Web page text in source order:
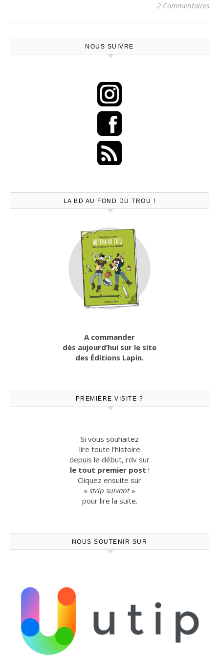
2 Commentaires
NOUS SUIVRE
LA BD AU FOND DU TROU !
A commander
dès aujourd’hui sur le site
des Éditions Lapin.
PREMIÈRE VISITE ?
Si vous souhaitez
lire toute l’histoire
depuis le début, rdv sur
le tout premier post !
Cliquez ensuite sur
« strip suivant»
pour lire la suite.
NOUS SOUTENIR SUR